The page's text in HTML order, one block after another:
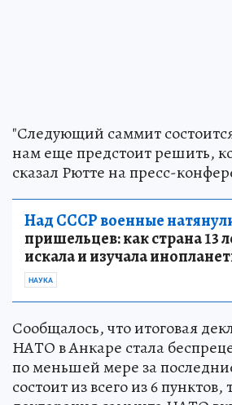
"Следующий саммит
нам еще предстоит решить,
сказал Рютте на пресс-
Над СССР военные
пришельцев: как страна 13
искала и изучала
НАУКА
Сообщалось, что итоговая
НАТО в Анкаре стала
по меньшей мере за
состоит из всего из 6